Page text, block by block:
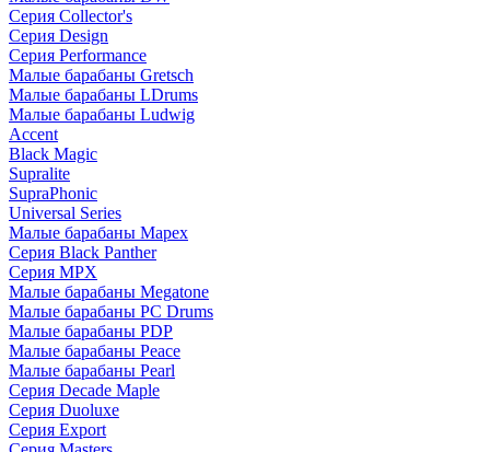
Серия Collector's
Серия Design
Серия Performance
Малые барабаны Gretsch
Малые барабаны LDrums
Малые барабаны Ludwig
Accent
Black Magic
Supralite
SupraPhonic
Universal Series
Малые барабаны Mapex
Серия Black Panther
Серия MPX
Малые барабаны Megatone
Малые барабаны PC Drums
Малые барабаны PDP
Малые барабаны Peace
Малые барабаны Pearl
Серия Decade Maple
Серия Duoluxe
Серия Export